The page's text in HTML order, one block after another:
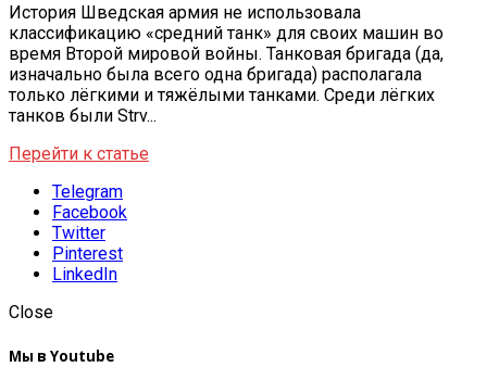
История Шведская армия не использовала
классификацию «средний танк» для своих машин во
время Второй мировой войны. Танковая бригада (да,
изначально была всего одна бригада) располагала
только лёгкими и тяжёлыми танками. Среди лёгких
танков были Strv...
Перейти к статье
Telegram
Facebook
Twitter
Pinterest
LinkedIn
Close
Мы в Youtube